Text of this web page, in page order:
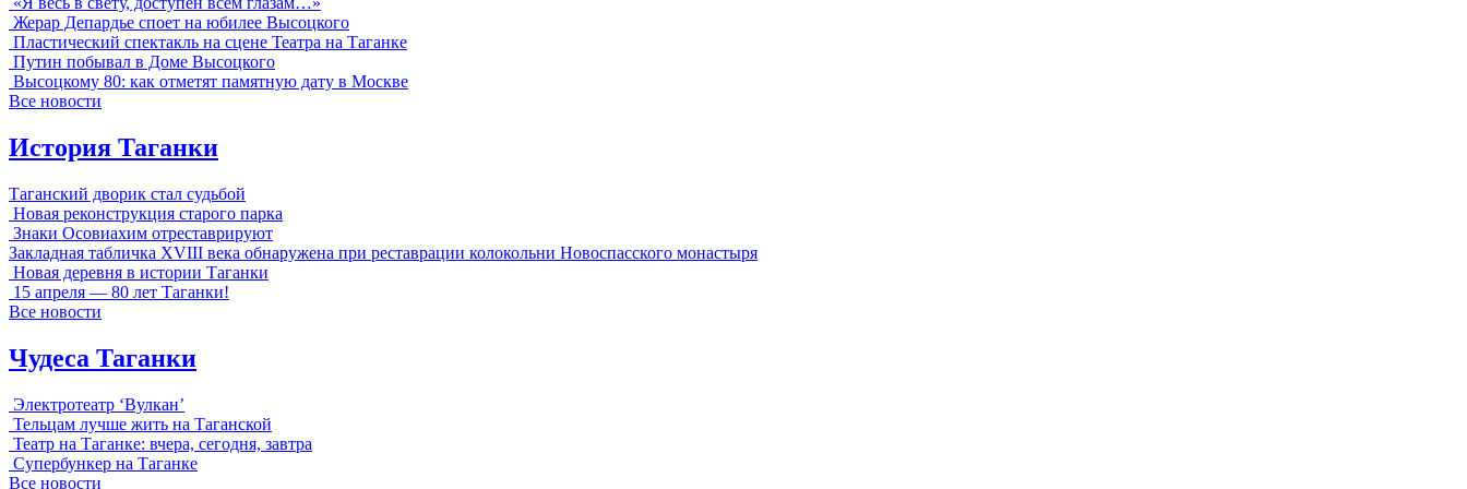
Жерар Депардье споет на юбилее Высоцкого
Пластический спектакль на сцене Театра на Таганке
Путин побывал в Доме Высоцкого
Высоцкому 80: как отметят памятную дату в Москве
Все новости
История Таганки
Таганский дворик стал судьбой
Новая реконструкция старого парка
Знаки Осовиахим отреставрируют
Закладная табличка XVIII века обнаружена при реставрации колокольни Новоспасского монастыря
Новая деревня в истории Таганки
15 апреля — 80 лет Таганки!
Все новости
Чудеса Таганки
Электротеатр ‘Вулкан’
Тельцам лучше жить на Таганской
Театр на Таганке: вчера, сегодня, завтра
Супербункер на Таганке
Все новости